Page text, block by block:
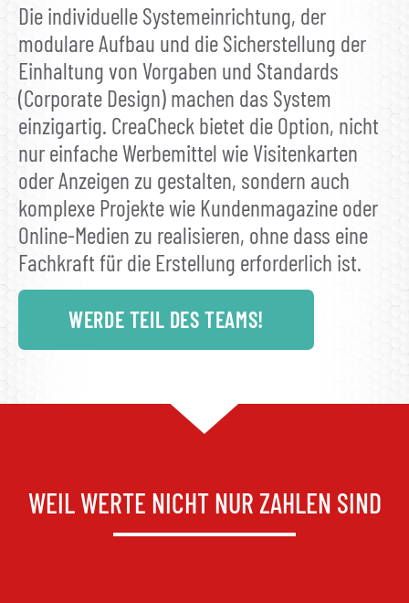
Die individuelle Systemeinrichtung, der
modulare Aufbau und die Sicherstellung der
Einhaltung von Vorgaben und Standards
(Corporate Design) machen das System
einzigartig. CreaCheck bietet die Option, nicht
nur einfache Werbemittel wie Visitenkarten
oder Anzeigen zu gestalten, sondern auch
komplexe Projekte wie Kundenmagazine oder
Online-Medien zu realisieren, ohne dass eine
Fachkraft für die Erstellung erforderlich ist.
WERDE TEIL DES TEAMS!
WEIL WERTE NICHT NUR ZAHLEN SIND